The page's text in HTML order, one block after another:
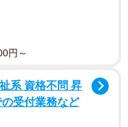
円～
系 資格不問 昇
受付業務など